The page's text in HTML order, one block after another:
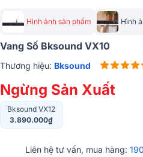
Hình ảnh sản phẩm Hình
Vang Số Bksound VX10
Thương hiệu: Bksound
Ngừng Sản Xuất
Bksound VX12
3.890.000₫
Liên hệ tư vấn, mua hàng: